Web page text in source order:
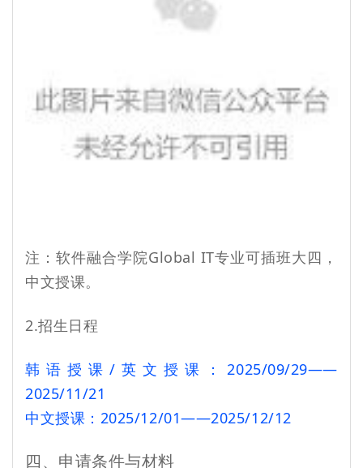
注：软件融合学院Global IT专业可插班大四，
中文授课。
2.招生日程
韩语授课/英文授课：2025/09/29——
2025/11/21
中文授课：2025/12/01——2025/12/12
四、申请条件与材料